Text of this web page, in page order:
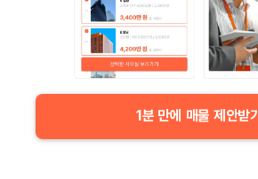
1분 만에 매물 제안받기